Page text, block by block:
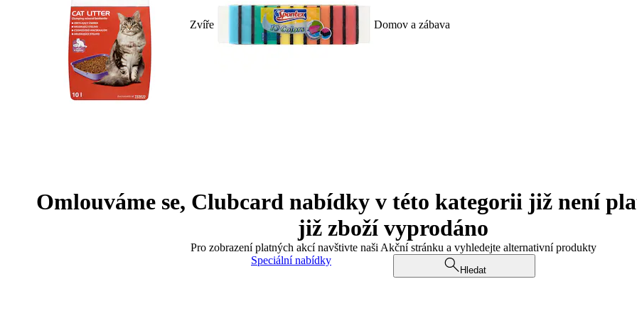
Zvíře Domov a zábava
Omlouváme se, Clubcard nabídky v této kategorii již není
již zboží vyprodáno
Pro zobrazení platných akcí navštivte naši Akční stránku a vyhledejte alternativní produkty
Speciální nabídky
Hledat